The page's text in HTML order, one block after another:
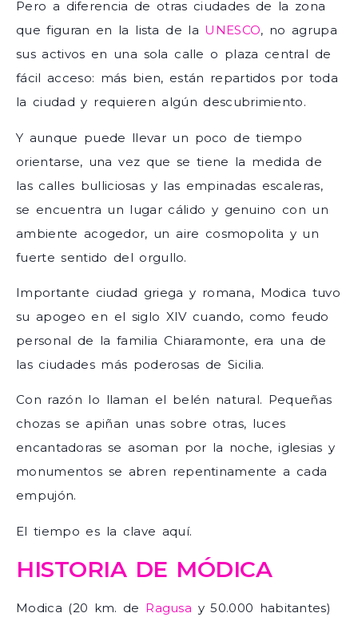
Pero a diferencia de otras ciudades de la zona
que figuran en la lista de la UNESCO, no agrupa
sus activos en una sola calle o plaza central de
fácil acceso: más bien, están repartidos por toda
la ciudad y requieren algún descubrimiento.
Y aunque puede llevar un poco de tiempo
orientarse, una vez que se tiene la medida de
las calles bulliciosas y las empinadas escaleras,
se encuentra un lugar cálido y genuino con un
ambiente acogedor, un aire cosmopolita y un
fuerte sentido del orgullo.
Importante ciudad griega y romana, Modica tuvo
su apogeo en el siglo XIV cuando, como feudo
personal de la familia Chiaramonte, era una de
las ciudades más poderosas de Sicilia.
Con razón lo llaman el belén natural. Pequeñas
chozas se apiñan unas sobre otras, luces
encantadoras se asoman por la noche, iglesias y
monumentos se abren repentinamente a cada
empujón.
El tiempo es la clave aquí.
HISTORIA DE MÓDICA
Modica (20 km. de Ragusa y 50.000 habitantes)